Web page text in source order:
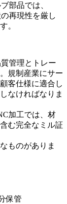
部品では、
再現性を厳し
。
管理とトレー
規制産業にサー
客仕様に適合し
なければなりま
加工では、材
む完全なミル証
ものがありま
保管